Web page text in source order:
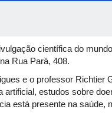
científica do
Rua Pará, 408.
e o professor Richtier
estudos sobre
está presente na saúde,